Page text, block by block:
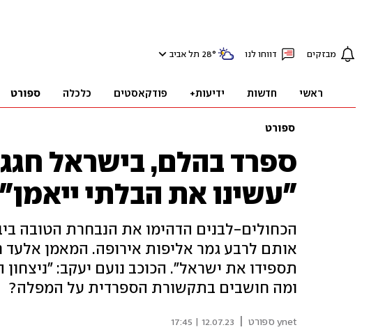
מבזקים דווחו לנו 28° תל אביב
ראשי חדשות ידיעות+ פודקאסטים כלכלה ספורט
ספורט
ספרד בהלם, בישראל
"עשינו את הבלתי ייאמן"
אותם לרבע גמר אליפות אירופה. המאמן
תספידו את ישראל". הכוכב נועם יעקב: "ניצחון
ומה חושבים בתקשורת הספרדית על המפלה?
ynet ספורט 12.07.23 | 17:45